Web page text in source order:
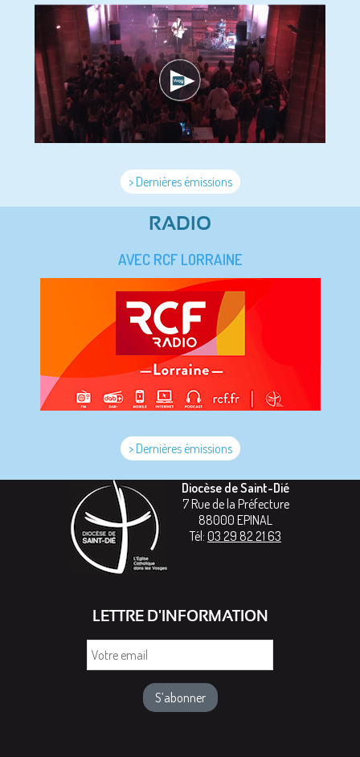
> Dernières émissions
RADIO
AVEC RCF LORRAINE
> Dernières émissions
Diocèse de Saint-Dié
7 Rue de la Préfecture
88000 EPINAL
Tél: 03 29 82 21 63
LETTRE D'INFORMATION